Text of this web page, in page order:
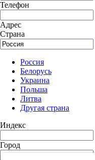
Телефон
Адрес
Страна
Россия
Белорусь
Украина
Польша
Литва
Другая страна
Индекс
Город